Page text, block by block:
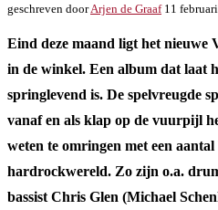
geschreven doorArjen de Graaf 11
Eind deze maand ligt het nieuwe
in de winkel. Een album dat laat
springlevend is. De spelvreugde
vanaf en als klap op de vuurpijl
weten te omringen met een
hardrockwereld. Zo zijn o.a.
bassist Chris Glen (Michael